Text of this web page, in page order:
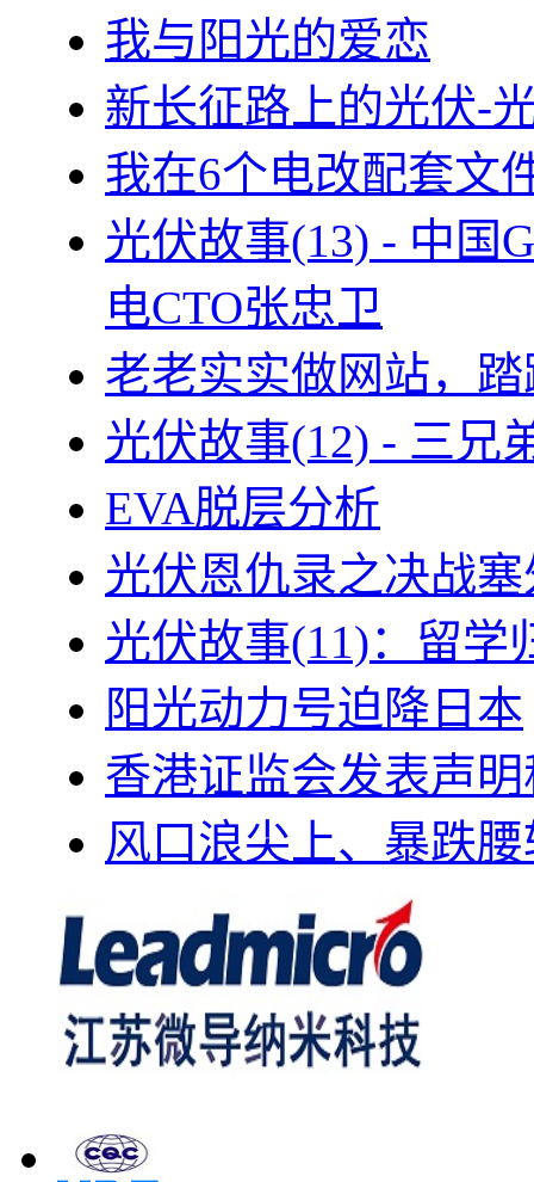
我与阳光的爱恋
新长征路上的光伏-
我在6个电改配套文
光伏故事(13) - 中国
电CTO张忠卫
老老实实做网站，
光伏故事(12) - 三兄
EVA脱层分析
光伏恩仇录之决战
光伏故事(11)：留学
阳光动力号迫降日本
香港证监会发表声
风口浪尖上、暴跌